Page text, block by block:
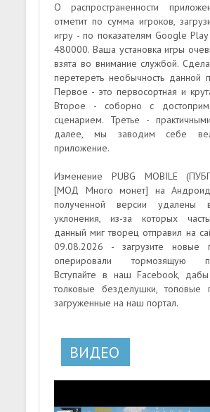
О распространенности
отметит по сумма игроков,
игру - по показателям Google Play
480000. Ваша установка игры
взята во внимание службой.
перетереть необычность данной
Первое - это первосортная и
Второе - соборно с
сценарием. Третье -
далее, мы заводим себе
приложение.
Изменение PUBG MOBILE
[МОД Много монет] на
полученной версии удалены
уклонения, из-за которых
данный миг творец отправил на
09.08.2026 - загрузите новые
оперировали тормозящую
Вступайте в наш Facebook, дабы
толковые безделушки, топовые
загруженные на наш портал.
ВИДЕО